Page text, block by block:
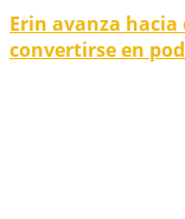
Erin avanza hacia
convertirse en